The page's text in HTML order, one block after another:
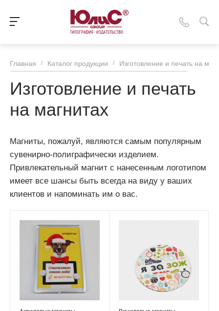
Главная / Каталог продукции / Изготовление и печать на
Изготовление и печать
на магнитах
Магниты, пожалуй, являются самым популярным
сувенирно-полиграфически изделием.
Привлекательный магнит с нанесенным логотипом
имеет все шансы быть всегда на виду у ваших
клиентов и напоминать им о вас.